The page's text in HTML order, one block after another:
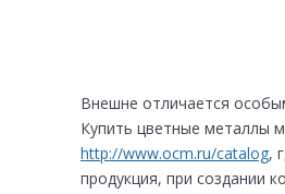
Внешне отличается
Купить цветные металлы
http://www.ocm.ru/catalog,
продукция, при создании